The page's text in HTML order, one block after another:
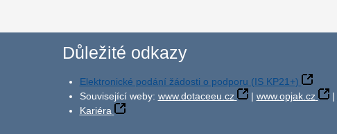
Důležité odkazy
Elektronické podání žádosti o podporu (IS KP21+)
Související weby: www.dotaceeu.cz | www.opjak.cz |
Kariéra